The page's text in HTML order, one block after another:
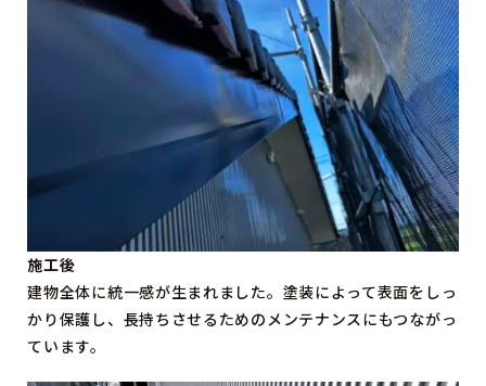
施工後
建物全体に統一感が生まれました。塗装によって表面をしっ
かり保護し、長持ちさせるためのメンテナンスにもつながっ
ています。